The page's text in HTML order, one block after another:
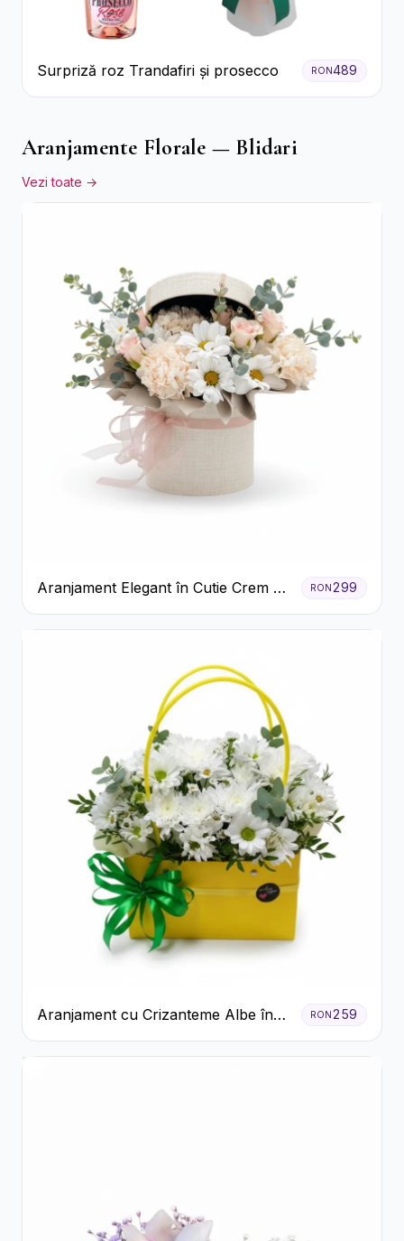
Surpriză roz Trandafiri și prosecco RON489
Aranjamente Florale — Blidari
Vezi toate →
Aranjament Elegant în Cutie Crem cu
Crizanteme și Trandafiri
RON299
Aranjament cu Crizanteme Albe în
Cutie Galbenă
RON259